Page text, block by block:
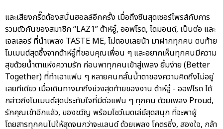
และเสียงกรี๊ดต้องสนั่นฮอลล์อีกครั้ง เมื่อถึงซีนสุดเซอร์ไพรส์กับการ
รวมตัวกันของสมาชิก “LAZ1” ต้าห์อู๋, ออฟโรด, ไดมอนด์, เป็นต่อ และ
เจลเลอร์ ที่นำเพลง TASTE ME, ไม่ตอบเลยน้า มาฝากทุกคน ตบท้าย
โมเมนต์สุดซึ้งจากต้าห์อู๋ที่ขอบคุณเพื่อน ๆ และอยากเห็นทุกคนมีความ
สุขด้วยน้ำตาแห่งความรัก ก่อนพาทุกคนเข้าสู่เพลง ยิ้มง่าย (Better
Together) ที่ทำเอาแฟน ๆ หลายคนกลั้นน้ำตาของความคิดถึงไม่อยู่
เลยทีเดียว เมื่อเดินทางมาถึงช่วงสุดท้ายของงาน ต้าห์อู๋ - ออฟโรด ได้
กล่าวถึงโมเมนต์สุดประทับใจที่มีต่อแฟน ๆ ทุกคน ด้วยเพลง Proud,
รักคุณเข้าอีกแล้ว, ของขวัญ พร้อมโชว์เมดเล่ย์สุดสนุก ที่จะพาผู้
โดยสารทุกคนไปให้สุดจนกว่าจะแลนด์ ด้วยเพลง โคตรซิ่ง, สองใจ, กล้า